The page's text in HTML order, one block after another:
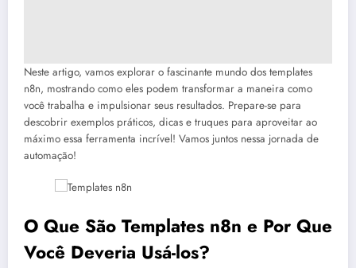
Neste artigo, vamos explorar o fascinante mundo dos templates
n8n, mostrando como eles podem transformar a maneira como
você trabalha e impulsionar seus resultados. Prepare-se para
descobrir exemplos práticos, dicas e truques para aproveitar ao
máximo essa ferramenta incrível! Vamos juntos nessa jornada de
automação!
O Que São Templates n8n e Por Que
Você Deveria Usá-los?